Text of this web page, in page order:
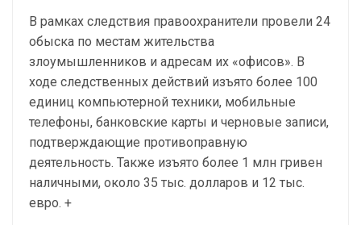
В рамках следствия правоохранители провели 24
обыска по местам жительства
злоумышленников и адресам их «офисов». В
ходе следственных действий изъято более 100
единиц компьютерной техники, мобильные
телефоны, банковские карты и черновые записи,
подтверждающие противоправную
деятельность. Также изъято более 1 млн гривен
наличными, около 35 тыс. долларов и 12 тыс.
евро. +